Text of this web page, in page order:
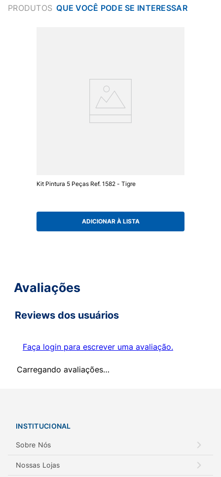
PRODUTOS
Kit Pintura 5 Peças Ref. 1582 - Tigre
ADICIONAR À LISTA
Avaliações
Reviews dos usuários
Faça login para escrever uma avaliação.
Carregando avaliações…
INSTITUCIONAL
Sobre Nós
Nossas Lojas